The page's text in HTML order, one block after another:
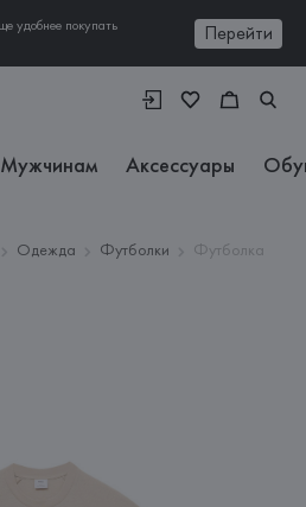
удобнее покупать
Перейти
Мужчинам Аксессуары
Одежда Футболки
Футболка